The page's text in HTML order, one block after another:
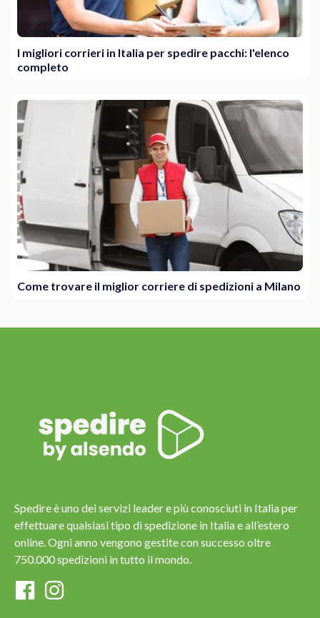
I migliori corrieri in Italia per spedire pacchi: l'elenco
completo
Come trovare il miglior corriere di spedizioni a Milano
Spedire è uno dei servizi leader e più conosciuti in Italia per
effettuare qualsiasi tipo di spedizione in Italia e all’estero
online. Ogni anno vengono gestite con successo oltre
750.000 spedizioni in tutto il mondo.